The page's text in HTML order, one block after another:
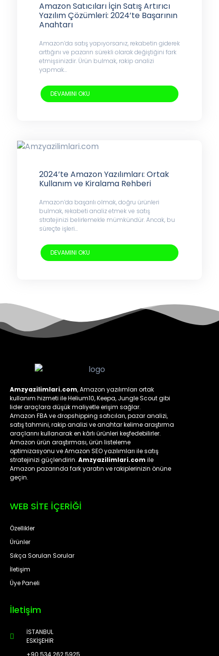
Amazon Satıcıları İçin Satış Artırıcı
Yazılım Çözümleri: 2024’te Başarının
Anahtarı
Amazon’da satış yapıyorsanız, rekabetin giderek
arttığını ve pazarın sürekli olarak değiştiğini fark
etmişsinizdir. Ürün bulmak, rakip analizi
yapmak...
DEVAMINI OKU
2024’te Amazon Yazılımları: Ortak
Kullanım ve Kiralama Rehberi
Amazon’da başarılı olmak, doğru ürünleri
bulmak, rekabeti analiz etmek ve satış
stratejinizi belirlemekle mümkündür. Ancak, bu
süreçte işleri...
DEVAMINI OKU
Amzyazilimlari.com, Amazon yazılımları ortak
kullanım hizmeti ile Helium10, Keepa, Jungle Scout gibi
lider araçlara düşük maliyetle erişim sağlar.
Amazon FBA ve dropshipping satıcıları, pazar analizi,
satış tahmini, rakip analizi ve anahtar kelime araştırma
araçlarını kullanarak en kârlı ürünleri keşfedebilirler.
Amazon ürün araştırması, ürün listeleme
optimizasyonu ve Amazon SEO yazılımları ile satış
stratejinizi güçlendirin. Amzyazilimlari.com ile
Amazon pazarında fark yaratın ve rakiplerinizin önüne
geçin.
WEB SİTE İÇERİĞİ
Özellikler
Ürünler
Sıkça Sorulan Sorular
İletişim
Üye Paneli
İletişim
İSTANBUL
ESKİŞEHİR
+90 534 262 5925